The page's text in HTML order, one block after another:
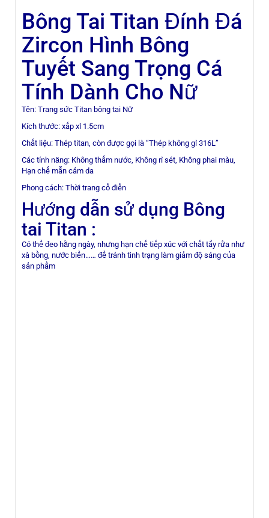
Tuyết
Sang
Trọng
Cá
Tính
Cho
Nữ
Bông Tai Titan Đính Đá
Zircon Hình Bông
Tuyết Sang Trọng Cá
Tính Dành Cho Nữ
Tên: Trang sức Titan bông tai Nữ
Kích thước: xấp xỉ 1.5cm
Chất liệu: Thép titan, còn được gọi là “Thép không gỉ 316L”
Các tính năng: Không thấm nước, Không rỉ sét, Không phai màu,
Hạn chế mẫn cảm da
Phong cách: Thời trang cổ điển
Hướng dẫn sử dụng Bông
tai Titan :
Có thể đeo hằng ngày, nhưng hạn chế tiếp xúc với chất tẩy rửa như
xà bồng, nước biển…… để tránh tình trạng làm giảm độ sáng của
sản phẩm